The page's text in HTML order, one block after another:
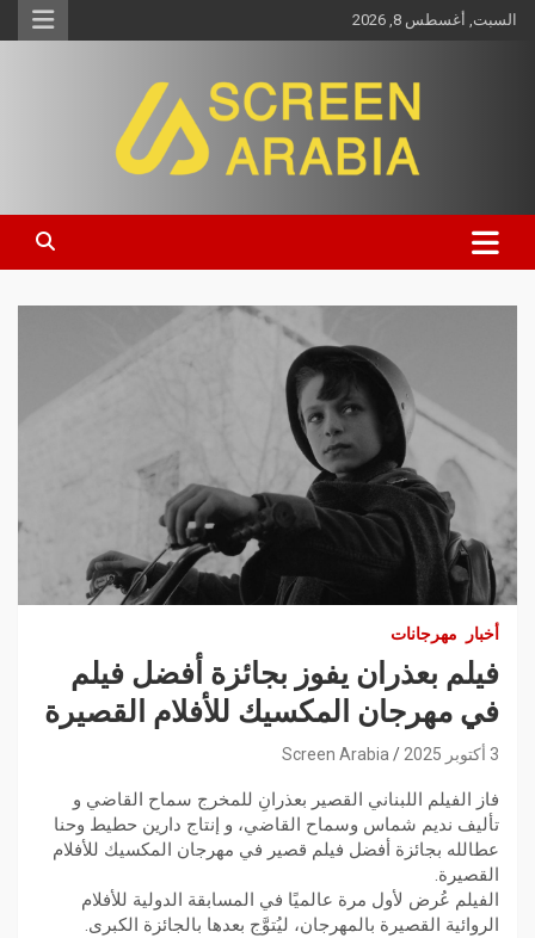
السبت, أغسطس 8, 2026
Screen Arabia
أخبار مهرجانات
فيلم بعذران يفوز بجائزة أفضل فيلم
في مهرجان المكسيك للأفلام القصيرة
3 أكتوبر 2025 Screen Arabia
فاز الفيلم اللبناني القصير بعذرانِ للمخرج سماح القاضي و
تأليف نديم شماس وسماح القاضي، و إنتاج دارين حطيط وحنا
عطالله بجائزة أفضل فيلم قصير في مهرجان المكسيك للأفلام
القصيرة.
الفيلم عُرض لأول مرة عالميًا في المسابقة الدولية للأفلام
الروائية القصيرة بالمهرجان، ليُتوَّج بعدها بالجائزة الكبرى.